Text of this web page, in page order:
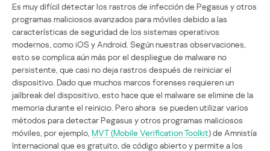
Es muy difícil detectar los rastros de infección de Pegasus y otros
programas maliciosos avanzados para móviles debido a las
características de seguridad de los sistemas operativos
modernos, como iOS y Android. Según nuestras observaciones,
esto se complica aún más por el despliegue de malware no
persistente, que casi no deja rastros después de reiniciar el
dispositivo. Dado que muchos marcos forenses requieren un
jailbreak del dispositivo, esto hace que el malware se elimine de la
memoria durante el reinicio. Pero ahora se pueden utilizar varios
métodos para detectar Pegasus y otros programas maliciosos
móviles, por ejemplo, MVT (Mobile Verification Toolkit) de Amnistía
Internacional que es gratuito, de código abierto y permite a los